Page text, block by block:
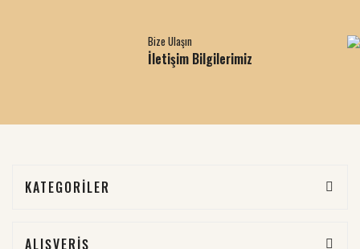
Bize Ulaşın
İletişim Bilgilerimiz
KATEGORİLER
ALIŞVERİŞ